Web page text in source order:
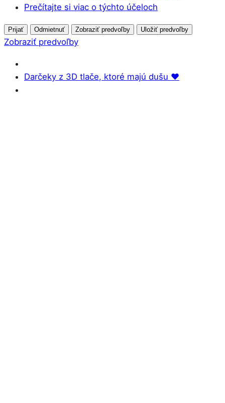
Prečítajte si viac o týchto účeloch
Prijať Odmietnuť Zobraziť predvoľby Uložiť predvoľby
Zobraziť predvoľby
Darčeky z 3D tlače, ktoré majú dušu ♥